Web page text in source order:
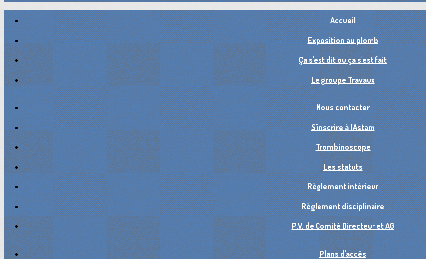
Accueil
Exposition au plomb
Ça s'est dit ou ça s'est fait
Le groupe Travaux
Nous contacter
S'inscrire à l'Astam
Trombinoscope
Les statuts
Règlement intérieur
Règlement disciplinaire
P.V. de Comité Directeur et AG
Plans d'accès